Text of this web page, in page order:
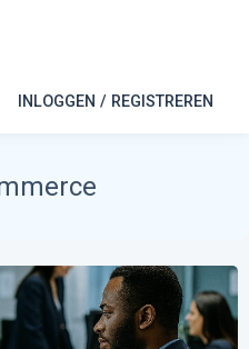
INLOGGEN / REGISTREREN